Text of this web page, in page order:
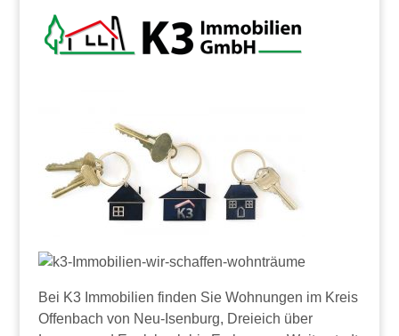
Bei K3 Immobilien finden Sie Wohnungen im Kreis
Offenbach von Neu-Isenburg, Dreieich über